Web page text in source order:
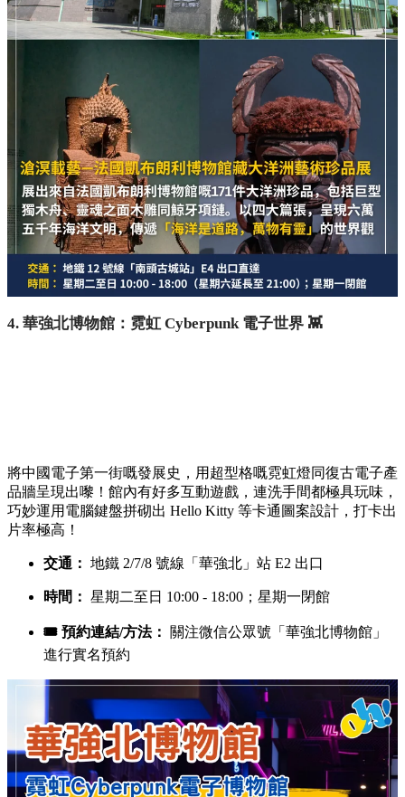
4. 華強北博物館：霓虹 Cyberpunk 電子世界 👾
將中國電子第一街嘅發展史，用超型格嘅霓虹燈同復古電子產
品牆呈現出嚟！館內有好多互動遊戲，連洗手間都極具玩味，
巧妙運用電腦鍵盤拼砌出 Hello Kitty 等卡通圖案設計，打卡出
片率極高！
交通： 地鐵 2/7/8 號線「華強北」站 E2 出口
時間： 星期二至日 10:00 - 18:00；星期一閉館
🎟️ 預約連結/方法：
關注微信公眾號「華強北博物館」
進行實名預約